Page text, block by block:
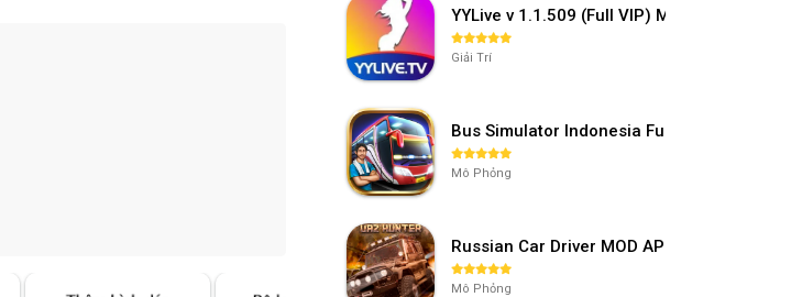
YYLive v 1.1.509 (Full VIP) Mở khóa phòng
Giải Trí
Bus Simulator Indonesia Full Mod APK
Mô Phỏng
Russian Car Driver MOD APK v0.9.98
Mô Phỏng